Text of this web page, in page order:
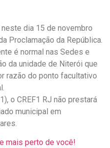
neste dia 15 de novembro
Proclamação da República.
é normal nas Sedes e
da unidade de Niterói que
razão do ponto facultativo
o CREF1 RJ não prestará
municipal em
mais perto de você!